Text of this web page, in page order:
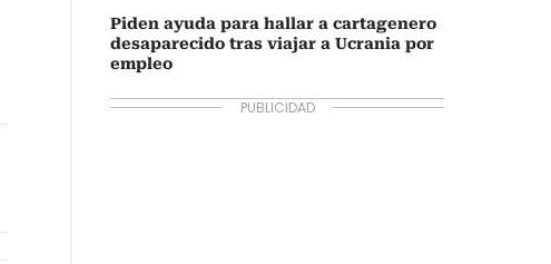
Piden ayuda para hallar a cartagenero
desaparecido tras viajar a Ucrania por
empleo